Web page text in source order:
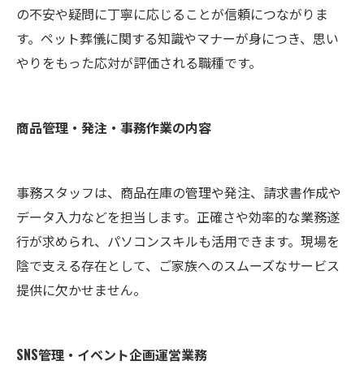
の不安や疑問に丁寧に応じることが信頼につながりま
す。ペット葬儀に関する知識やマナーが身につき、思い
やりをもった応対が評価される職種です。
商品管理・発注・事務作業の内容
事務スタッフは、商品在庫の管理や発注、請求書作成や
データ入力などを担当します。正確さや効率的な業務遂
行が求められ、パソコンスキルも活用できます。現場を
陰で支える存在として、ご家族へのスムーズなサービス
提供に欠かせません。
SNS管理・イベント企画運営業務